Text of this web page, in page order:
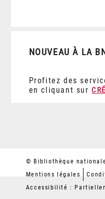
NOUVEAU À LA
Profitez des
en cliquant sur
© Bibliothèque
Mentions légales
Accessibilité :